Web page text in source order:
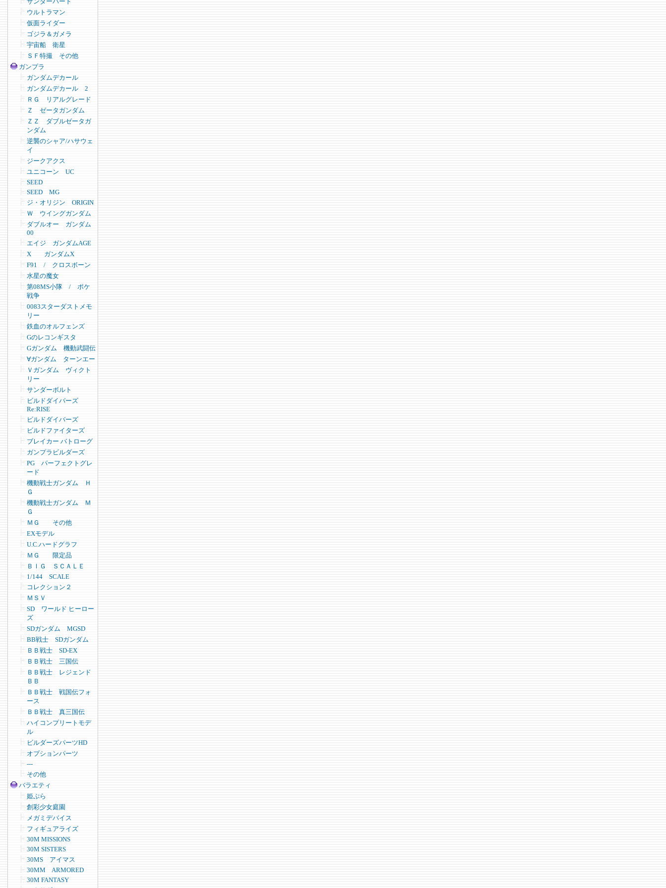
ウルトラマン
仮面ライダー
ゴジラ＆ガメラ
宇宙船 衛星
ＳＦ特撮 その他
ガンプラ
ガンダムデカール
ガンダムデカール 2
ＲＧ リアルグレード
Ｚ ゼータガンダム
ＺＺ ダブルゼータガ
ンダム
逆襲のシャア/ハサウェ
イ
ジークアクス
ユニコーン UC
SEED
SEED MG
ジ・オリジン ORIGIN
Ｗ ウイングガンダム
ダブルオー ガンダム
00
エイジ ガンダムAGE
X ガンダムX
F91 / クロスボーン
水星の魔女
第08MS小隊 / ポケ
戦争
0083スターダストメモ
リー
鉄血のオルフェンズ
Gのレコンギスタ
Gガンダム 機動武闘伝
∀ガンダム ターンエー
Ｖガンダム ヴィクト
リー
サンダーボルト
ビルドダイバーズ
Re:RISE
ビルドダイバーズ
ビルドファイターズ
ブレイカー バトローグ
ガンプラビルダーズ
PG パーフェクトグレ
ード
機動戦士ガンダム Ｈ
Ｇ
機動戦士ガンダム Ｍ
Ｇ
ＭＧ その他
EXモデル
U.C.ハードグラフ
ＭＧ 限定品
ＢＩＧ ＳＣＡＬＥ
1/144 SCALE
コレクション２
ＭＳＶ
SD ワールド ヒーロー
ズ
SDガンダム MGSD
BB戦士 SDガンダム
ＢＢ戦士 SD-EX
ＢＢ戦士 三国伝
ＢＢ戦士 レジェンド
ＢＢ
ＢＢ戦士 戦国伝フォ
ース
ＢＢ戦士 真三国伝
ハイコンプリートモデ
ル
ビルダーズパーツHD
オプションパーツ
---
その他
バラエティ
姫ぷら
創彩少女庭園
メガミデバイス
フィギュアライズ
30M MISSIONS
30M SISTERS
30MS アイマス
30MM ARMORED
30M FANTASY